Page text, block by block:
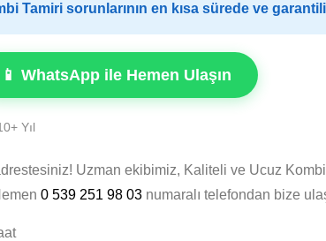
Tamiri sorunlarının en kısa sürede ve
📱 WhatsApp ile Hemen Ulaşın
Yıl
Uzman ekibimiz, Kaliteli ve Ucuz
0 539 251 98 03 numaralı telefondan bize